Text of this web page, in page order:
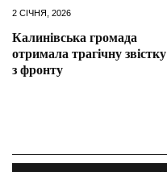
2 СІЧНЯ, 2026
Калинівська громада
отримала трагічну звістку
з фронту